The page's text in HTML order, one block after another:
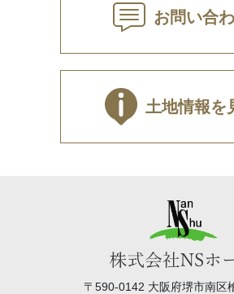
お問い合
土地情報を
〒590-0142 大阪府堺市南区